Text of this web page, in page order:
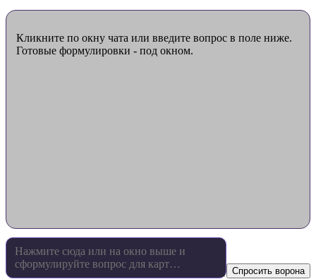
Кликните по окну чата или введите вопрос в поле ниже.
Готовые формулировки - под окном.
Спросить ворона